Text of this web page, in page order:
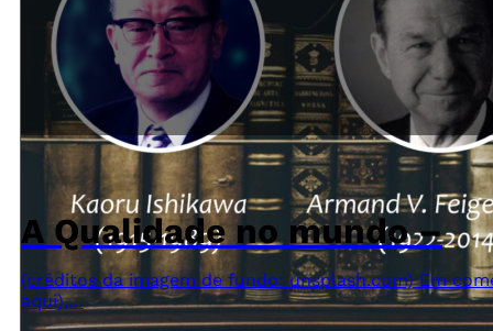
A Qualidade no mundo –
(créditos da imagem de fundo: unsplash.com) Em
aqui),…